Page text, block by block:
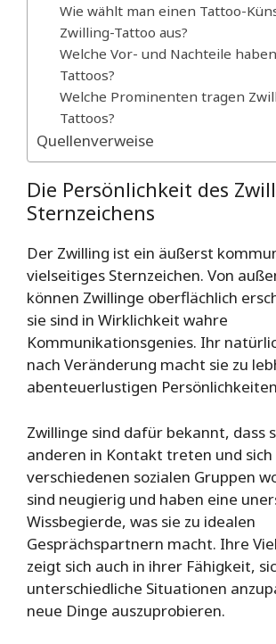
Wie wählt man einen Tattoo-
Zwilling-Tattoo aus?
Welche Vor- und Nachteile
Tattoos?
Welche Prominenten tragen
Tattoos?
Quellenverweise
Die Persönlichkeit des
Sternzeichens
Der Zwilling ist ein äußerst
vielseitiges Sternzeichen. Von
können Zwillinge oberflächlich
sie sind in Wirklichkeit wahre
Kommunikationsgenies. Ihr
nach Veränderung macht sie zu
abenteuerlustigen
Zwillinge sind dafür bekannt, dass
anderen in Kontakt treten und sich
verschiedenen sozialen Gruppen
sind neugierig und haben eine
Wissbegierde, was sie zu idealen
Gesprächspartnern macht. Ihre
zeigt sich auch in ihrer Fähigkeit,
unterschiedliche Situationen
neue Dinge auszuprobieren.